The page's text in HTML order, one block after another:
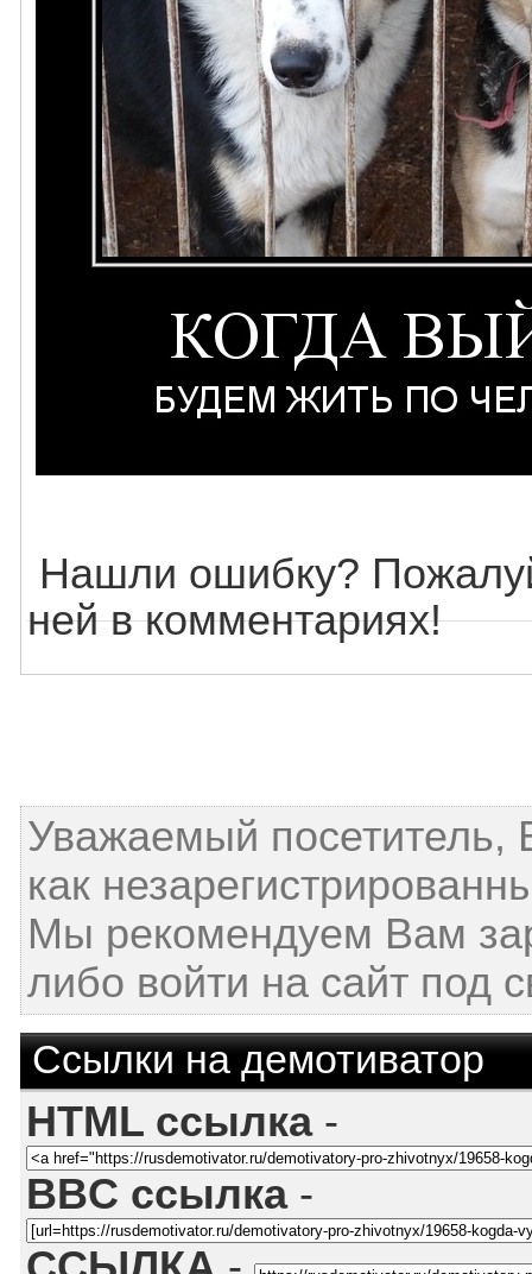
Нашли ошибку?
ней в комментариях!
Уважаемый посетитель,
как
Мы рекомендуем Вам
либо войти на сайт под
Ссылки на демотиватор
HTML ссылка-
BBC ссылка-